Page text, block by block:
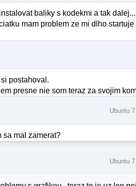
baliky s kodekmi a tak
mam problem ze mi dlho
postahoval.
presne nie som teraz za svojim
Ubuntu
sa mal zamerat?
Ubuntu